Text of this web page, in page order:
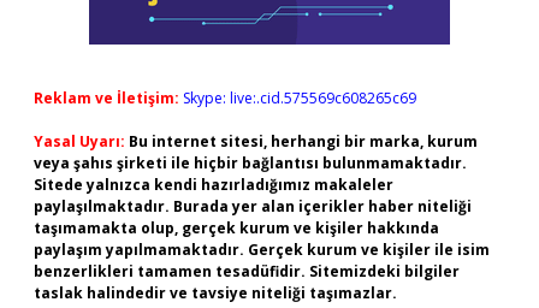
Reklam ve İletişim: Skype: live:.cid.575569c608265c69
Yasal Uyarı: Bu internet sitesi, herhangi bir marka, kurum
veya şahıs şirketi ile hiçbir bağlantısı bulunmamaktadır.
Sitede yalnızca kendi hazırladığımız makaleler
paylaşılmaktadır. Burada yer alan içerikler haber niteliği
taşımamakta olup, gerçek kurum ve kişiler hakkında
paylaşım yapılmamaktadır. Gerçek kurum ve kişiler ile isim
benzerlikleri tamamen tesadüfidir. Sitemizdeki bilgiler
taslak halindedir ve tavsiye niteliği taşımazlar.